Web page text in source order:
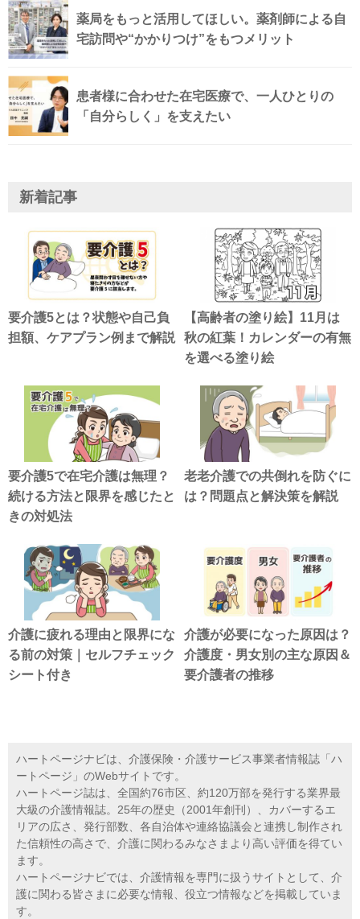
薬局をもっと活用してほしい。薬剤師による自
宅訪問や“かかりつけ”をもつメリット
患者様に合わせた在宅医療で、一人ひとりの
「自分らしく」を支えたい
新着記事
要介護5とは？状態や自己負
担額、ケアプラン例まで解説
【高齢者の塗り絵】11月は
秋の紅葉！カレンダーの有無
を選べる塗り絵
要介護5で在宅介護は無理？
続ける方法と限界を感じたと
きの対処法
老老介護での共倒れを防ぐに
は？問題点と解決策を解説
介護に疲れる理由と限界にな
る前の対策｜セルフチェック
シート付き
介護が必要になった原因は？
介護度・男女別の主な原因＆
要介護者の推移
ハートページナビは、介護保険・介護サービス事業者情報誌「ハ
ートページ」のWebサイトです。
ハートページ誌は、全国約76市区、約120万部を発行する業界最
大級の介護情報誌。25年の歴史（2001年創刊）、カバーするエ
リアの広さ、発行部数、各自治体や連絡協議会と連携し制作され
た信頼性の高さで、介護に関わるみなさまより高い評価を得てい
ます。
ハートページナビでは、介護情報を専門に扱うサイトとして、介
護に関わる皆さまに必要な情報、役立つ情報などを掲載していま
す。